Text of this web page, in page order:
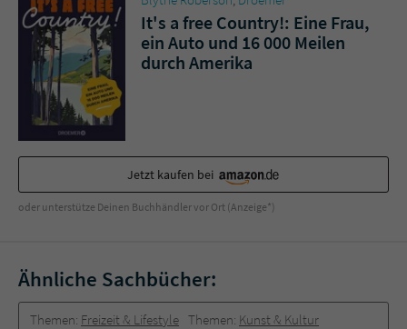
It's a free Country!: Eine Frau,
ein Auto und 16 000 Meilen
durch Amerika
Jetzt kaufen bei
oder unterstütze Deinen Buchhändler vor Ort (Anzeige*)
Ähnliche Sachbücher:
Themen: Freizeit & Lifestyle Themen: Kunst & Kultur